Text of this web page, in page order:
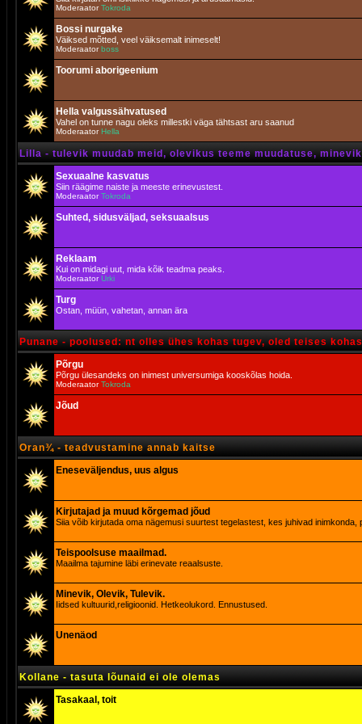
ModeraatorTokroda
Bossi nurgake
Väiksed mõtted, veel väiksemalt inimeselt!
Moderaatorboss
Toorumi aborigeenium
Hella valgussähvatused
Vahel on tunne nagu oleks millestki väga tähtsast aru saanud
Moderaator Hella
Lilla - tulevik muudab meid, olevikus teeme muudatuse,
Sexuaalne kasvatus
Siin räägime naiste ja meeste erinevustest.
ModeraatorTokroda
Suhted, sidusväljad, seksuaalsus
Reklaam
Kui on midagi uut, mida kõik teadma peaks.
ModeraatorUrki
Turg
Ostan, müün, vahetan, annan ära
Punane - poolused: nt olles ühes kohas tugev, oled teises
Põrgu
Põrgu ülesandeks on inimest universumiga kooskõlas hoida.
ModeraatorTokroda
Jõud
Oran¾ - teadvustamine annab kaitse
Eneseväljendus, uus algus
Kirjutajad ja muud kõrgemad jõud
Siia võib kirjutada oma nägemusi suurtest tegelastest, kes juhivad inimkonda,
Teispoolsuse maailmad.
Maailma tajumine läbi erinevate reaalsuste.
Minevik, Olevik, Tulevik.
Iidsed kultuurid,religioonid. Hetkeolukord. Ennustused.
Unenäod
Kollane - tasuta lõunaid ei ole olemas
Tasakaal, toit